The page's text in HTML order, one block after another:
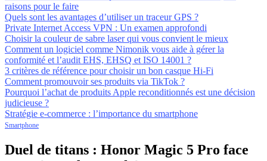
raisons pour le faire
Quels sont les avantages d’utiliser un traceur GPS ?
Private Internet Access VPN : Un examen approfondi
Choisir la couleur de sabre laser qui vous convient le mieux
Comment un logiciel comme Nimonik vous aide à gérer la
conformité et l’audit EHS, EHSQ et ISO 14001 ?
3 critères de référence pour choisir un bon casque Hi-Fi
Comment promouvoir ses produits via TikTok ?
Pourquoi l’achat de produits Apple reconditionnés est une décision
judicieuse ?
Stratégie e-commerce : l’importance du smartphone
Smartphone
Duel de titans : Honor Magic 5 Pro face